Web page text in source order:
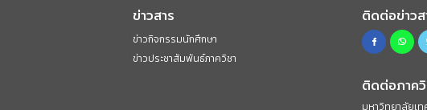
ข่าวสาร
ข่าวกิจกรรมนักศึกษา
ข่าวประชาสัมพันธ์ภาควิชา
ติดต่อข่าวส
ติดต่อภาค
มหาวิทยาลัยเท